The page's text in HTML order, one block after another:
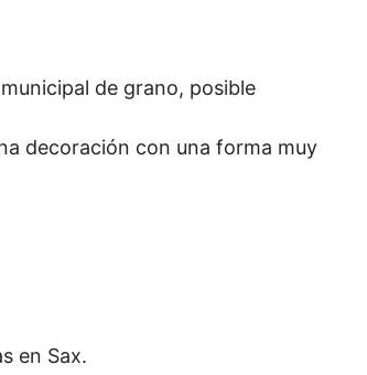
de grano, posible
decoración con una forma muy
en Sax.